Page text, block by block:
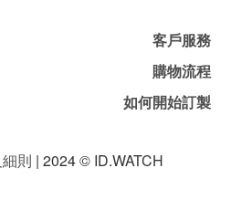
客戶服務
購物流程
如何開始訂製
則 | 2024 © ID.WATCH